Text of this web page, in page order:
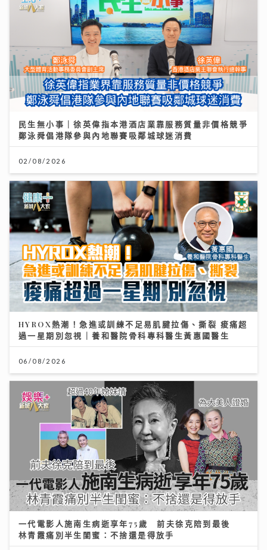
民生無小事｜徐英偉指本港酒店業靠服務質量非價格競爭
鄭泳舜倡港隊參與內地聯賽吸鄰城球迷消費
02/08/2026
HYROX熱潮！急進或訓練不足易肌腱拉傷、撕裂 痠痛超
過一星期別忽視｜養和醫院骨科專科醫生黃惠國醫生
06/08/2026
一代電影人施南生病逝享年75歲 前夫徐克陪到最後
林青霞痛別半生閨蜜：不捨還是得放手